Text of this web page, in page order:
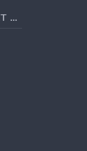
SUJETS POPULAIRES DE BILLET DE BLOG